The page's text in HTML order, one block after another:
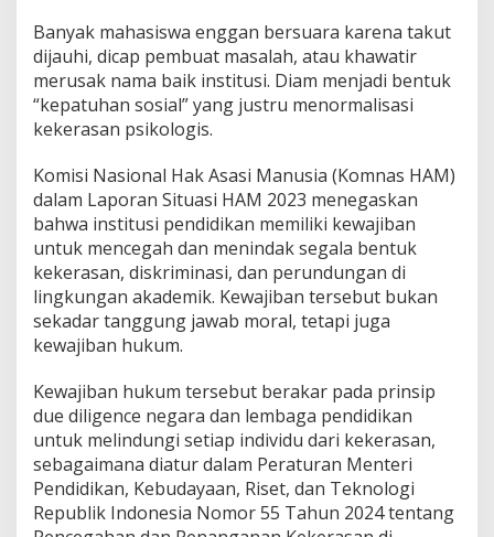
Banyak mahasiswa enggan bersuara karena takut
dijauhi, dicap pembuat masalah, atau khawatir
merusak nama baik institusi. Diam menjadi bentuk
“kepatuhan sosial” yang justru menormalisasi
kekerasan psikologis.
Komisi Nasional Hak Asasi Manusia (Komnas HAM)
dalam Laporan Situasi HAM 2023 menegaskan
bahwa institusi pendidikan memiliki kewajiban
untuk mencegah dan menindak segala bentuk
kekerasan, diskriminasi, dan perundungan di
lingkungan akademik. Kewajiban tersebut bukan
sekadar tanggung jawab moral, tetapi juga
kewajiban hukum.
Kewajiban hukum tersebut berakar pada prinsip
due diligence negara dan lembaga pendidikan
untuk melindungi setiap individu dari kekerasan,
sebagaimana diatur dalam Peraturan Menteri
Pendidikan, Kebudayaan, Riset, dan Teknologi
Republik Indonesia Nomor 55 Tahun 2024 tentang